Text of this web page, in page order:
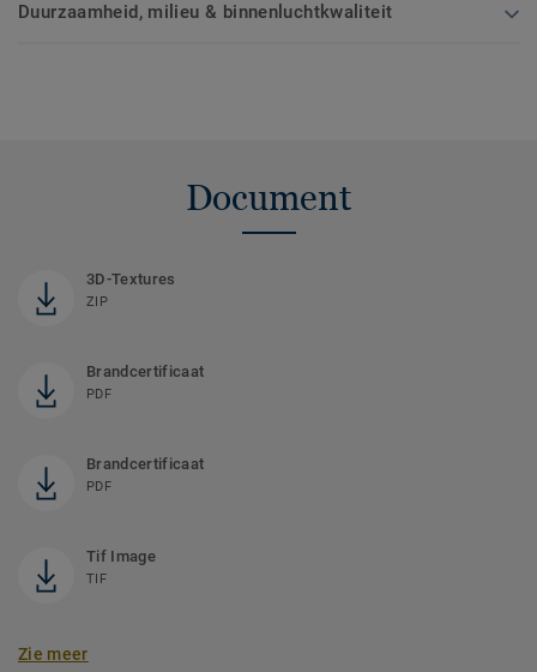
Duurzaamheid, milieu & binnenluchtkwaliteit
Document
3D-Textures
ZIP
Brandcertificaat
PDF
Brandcertificaat
PDF
Tif Image
TIF
Zie meer